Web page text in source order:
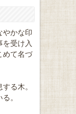
やかな印
受け入
めて名づ
る木。
。